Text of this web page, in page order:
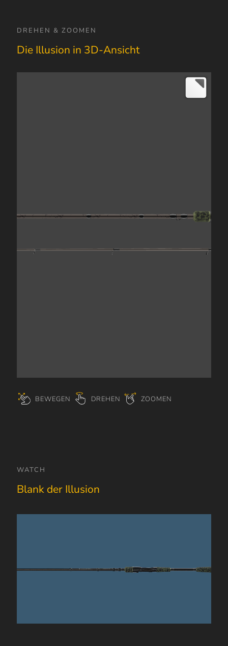
DREHEN & ZOOMEN
Die Illusion in 3D-Ansicht
BEWEGEN DREHEN ZOOMEN
WATCH
Blank der Illusion